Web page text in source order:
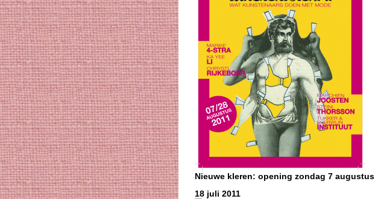
Nieuwe kleren: opening zondag 7 augustus
18 juli 2011